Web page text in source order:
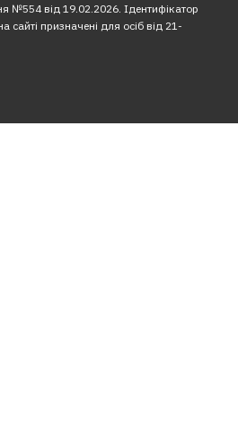
№554 від 19.02.2026. Ідентифікатор
сайті призначені для осіб від 21-